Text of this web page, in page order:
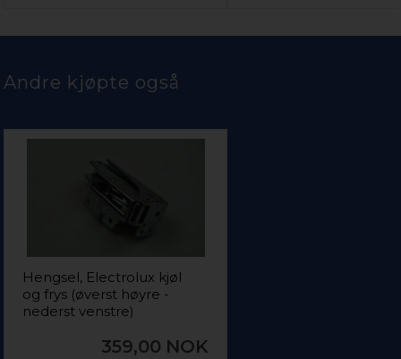
Andre kjøpte også
Hengsel, Electrolux kjøl
og frys (øverst høyre -
nederst venstre)
359,00 NOK